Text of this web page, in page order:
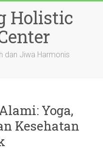
Holistic
dan Jiwa Harmonis
Yoga,
Kesehatan